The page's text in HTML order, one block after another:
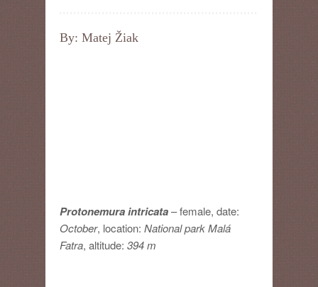
By: Matej Žiak
Protonemura intricata– female, date:
October, location: National park Malá
Fatra, altitude: 394 m